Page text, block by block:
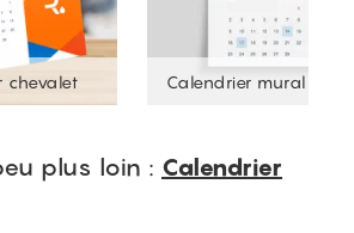
chevalet Calendrier mural
plus loin : Calendrier